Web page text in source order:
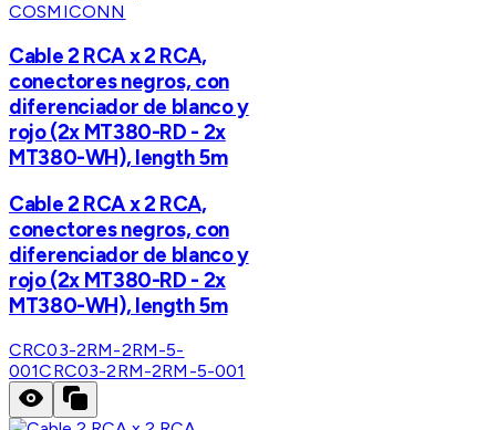
COSMICONN
Cable 2 RCA x 2 RCA,
conectores negros, con
diferenciador de blanco y
rojo (2x MT380-RD - 2x
MT380-WH), length 5m
Cable 2 RCA x 2 RCA,
conectores negros, con
diferenciador de blanco y
rojo (2x MT380-RD - 2x
MT380-WH), length 5m
CRC03-2RM-2RM-5-
001CRC03-2RM-2RM-5-001